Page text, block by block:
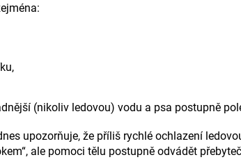
(nikoliv ledovou) vodu a psa postupně
upozorňuje, že příliš rychlé ochlazení
ale pomoci tělu postupně odvádět